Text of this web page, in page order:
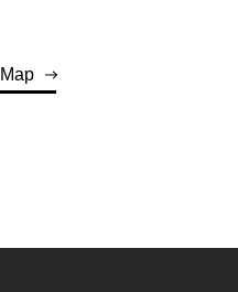
場をご案内しており